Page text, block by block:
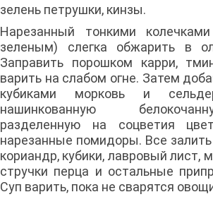
зелень петрушки, кинзы.
Нарезанный тонкими
зеленым) слегка обжарить в
Заправить порошком карри,
варить на слабом огне. Затем
кубиками морковь и
нашинкованную
разделенную на соцветия
нарезанные помидоры. Все
кориандр, кубики, лавровый лист,
стручки перца и остальные
Суп варить, пока не сварятся